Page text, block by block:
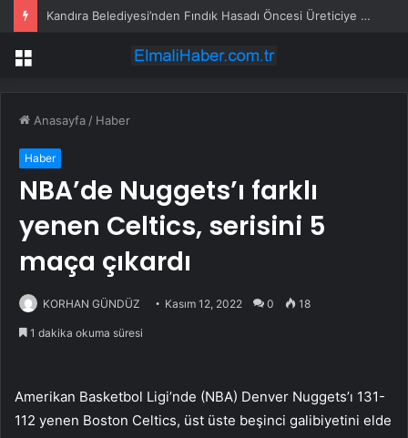
Kandıra Belediyesi’nden Fındık Hasadı Öncesi Üreticiye Yol Desteği
Menü
Anasayfa / Haber
Haber
NBA’de Nuggets’ı farklı
yenen Celtics, serisini 5
maça çıkardı
KORHAN GÜNDÜZ Kasım 12, 2022 0 18
1 dakika okuma süresi
Amerikan Basketbol Ligi’nde (NBA) Denver Nuggets’ı 131-
112 yenen Boston Celtics, üst üste beşinci galibiyetini elde